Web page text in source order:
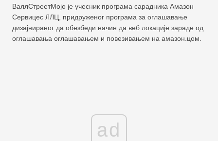
ВаллСтреетМојо је учесник програма сарадника Амазон
Сервицес ЛЛЦ, придруженог програма за оглашавање
дизајнираног да обезбеди начин да веб локације зараде од
оглашавања оглашавањем и повезивањем на амазон.цом.
ad